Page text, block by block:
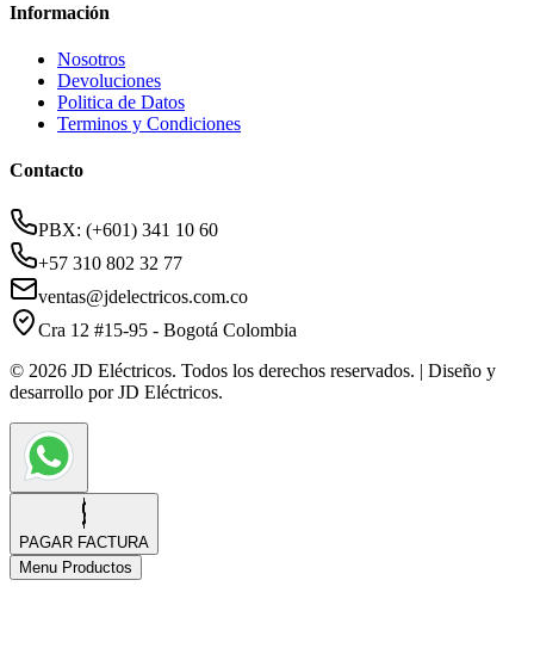
Información
Nosotros
Devoluciones
Politica de Datos
Terminos y Condiciones
Contacto
PBX: (+601) 341 10 60
+57 310 802 32 77
ventas@jdelectricos.com.co
Cra 12 #15-95 - Bogotá Colombia
© 2026 JD Eléctricos. Todos los derechos reservados. | Diseño y
desarrollo por JD Eléctricos.
PAGAR FACTURA
Menu Productos